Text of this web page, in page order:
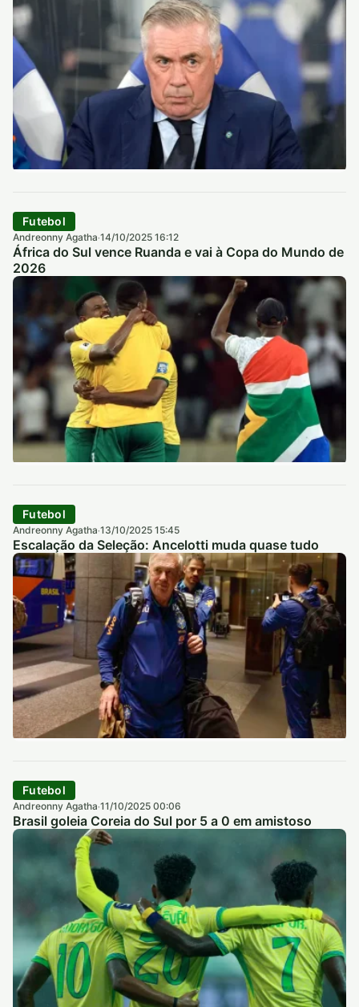
Futebol
Andreonny Agatha·14/10/2025 16:12
África do Sul vence Ruanda e vai à Copa do Mundo de
2026
Futebol
Andreonny Agatha·13/10/2025 15:45
Escalação da Seleção: Ancelotti muda quase tudo
Futebol
Andreonny Agatha·11/10/2025 00:06
Brasil goleia Coreia do Sul por 5 a 0 em amistoso